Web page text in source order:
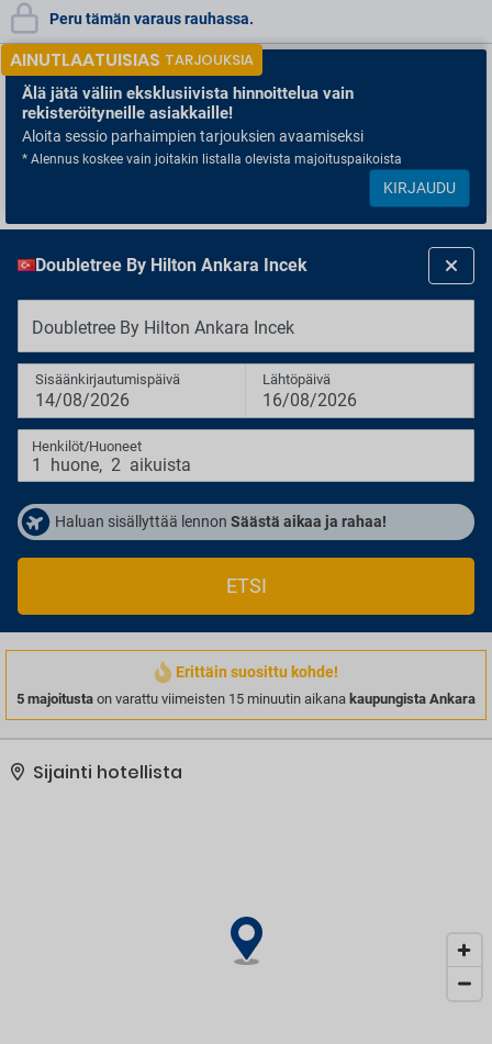
Peru tämän varaus rauhassa.
AINUTLAATUISIAS TARJOUKSIA
Älä jätä väliin eksklusiivista hinnoittelua vain
rekisteröityneille asiakkaille!
Aloita sessio parhaimpien tarjouksien avaamiseksi
* Alennus koskee vain joitakin listalla olevista majoituspaikoista
KIRJAUDU
Doubletree By Hilton Ankara Incek
Doubletree By Hilton Ankara Incek
Sisäänkirjautumispäivä
14/08/2026
Lähtöpäivä
16/08/2026
Henkilöt/Huoneet
1 huone, 2 aikuista
Haluan sisällyttää lennon Säästä aikaa ja rahaa!
ETSI
Erittäin suosittu kohde!
5 majoitusta on varattu viimeisten 15 minuutin aikana kaupungista Ankara
Sijainti hotellista